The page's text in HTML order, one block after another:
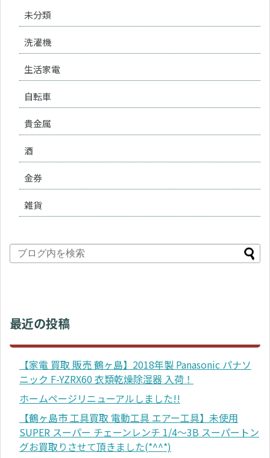
未分類
洗濯機
生活家電
自転車
貴金属
酒
金券
雑貨
最近の投稿
【家電 買取 販売 鶴ヶ島】2018年製 Panasonic パナソ
ニック F-YZRX60 衣類乾燥除湿器 入荷！
ホームページリニューアルしました!!
【鶴ヶ島市 工具買取 電動工具 エアー工具】未使用
SUPER スーパー チェーンレンチ 1/4～3B スーパートン
グお買取りさせて頂きました(*^^*)